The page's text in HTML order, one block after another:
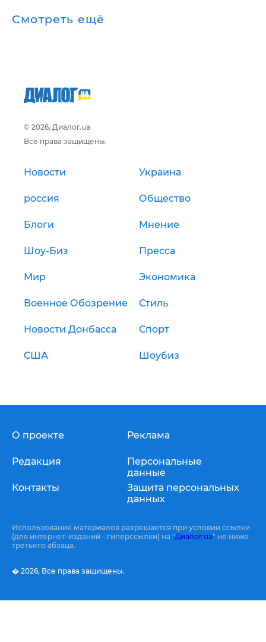
Смотреть ещё
© 2026, Диалог.ua
Все права защищены.
Новости Украина
россия Общество
Блоги Мнение
Шоу-Биз Пресса
Мир Экономика
Военное Обозрение Стиль
Новости Донбасса Спорт
США Шоубиз
О проекте
Редакция
Контакты
Реклама
Персональные
данные
Защита персональных
данных
Использование материалов разрешается при условии ссылки
(для интернет-изданий - гиперссылки) на "Диалог.ua" не ниже
третьего абзаца.
� 2026, Все права защищены.